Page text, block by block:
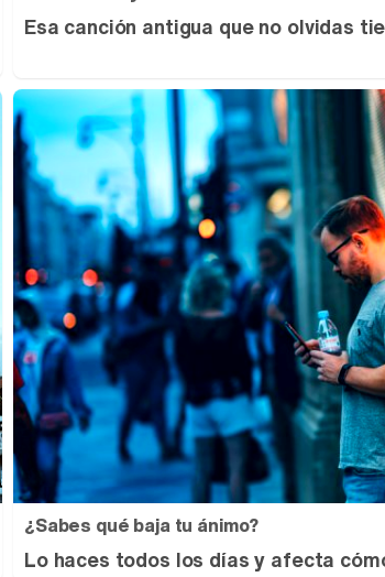
Esa canción antigua que no olvidas
¿Sabes qué baja tu ánimo?
Lo haces todos los días y afecta